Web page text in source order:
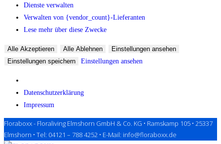
Dienste verwalten
Verwalten von {vendor_count}-Lieferanten
Lese mehr über diese Zwecke
Alle Akzeptieren Alle Ablehnen
Einstellungen ansehen
Einstellungen speichern
Einstellungen ansehen
Datenschutzerklärung
Impressum
Zum
Inhalt
Floraboxx - Floraliving Elmshorn GmbH & Co. KG • Ramskamp 105 • 25337
Elmshorn • Tel: 04121 – 788 4252 • E-Mail: info@floraboxx.de